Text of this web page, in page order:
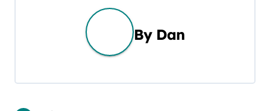
t
By Dan